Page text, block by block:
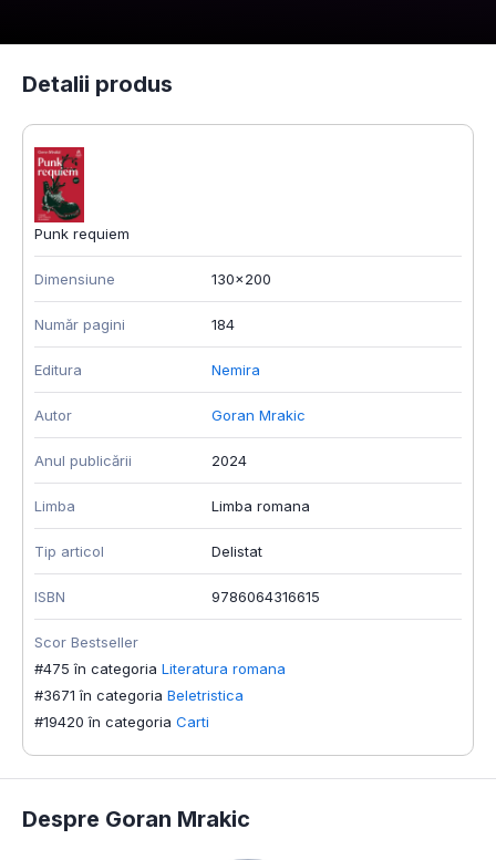
Detalii produs
Punk requiem
Dimensiune 130x200
Număr pagini 184
Editura Nemira
Autor Goran Mrakic
Anul publicării 2024
Limba Limba romana
Tip articol Delistat
ISBN 9786064316615
Scor Bestseller
#475 în categoria Literatura romana
#3671 în categoria Beletristica
#19420 în categoria Carti
Despre Goran Mrakic